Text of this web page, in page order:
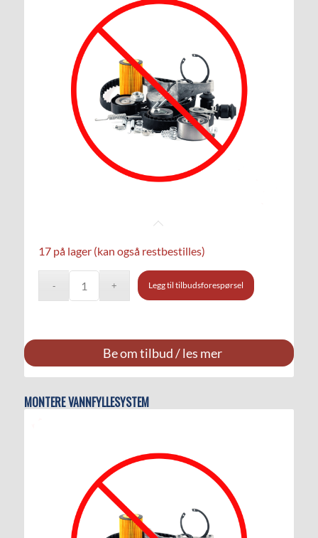
17 på lager (kan også restbestilles)
Legg til tilbudsforespørsel
Be om tilbud / les mer
MONTERE VANNFYLLESYSTEM